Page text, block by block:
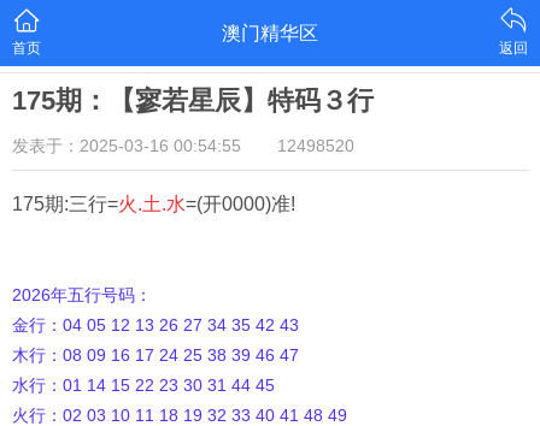
首页
澳门精华区
返回
175期：【寥若星辰】特码３行
发表于：2025-03-16 00:54:55 12498520
175期:三行=火.土.水=(开0000)准!
2026年五行号码：
金行：04 05 12 13 26 27 34 35 42 43
木行：08 09 16 17 24 25 38 39 46 47
水行：01 14 15 22 23 30 31 44 45
火行：02 03 10 11 18 19 32 33 40 41 48 49